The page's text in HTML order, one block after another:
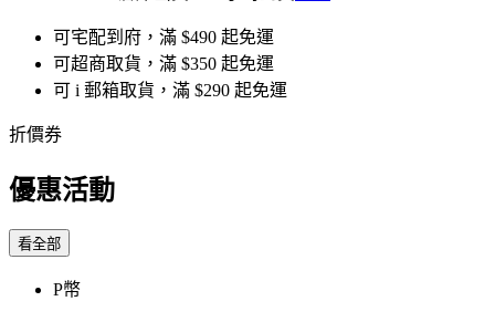
可宅配到府，滿 $490 起免運
可超商取貨，滿 $350 起免運
可 i 郵箱取貨，滿 $290 起免運
折價券
優惠活動
看全部
P幣